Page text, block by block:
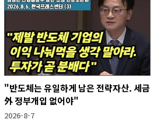
"반도체는 유일하게 남은 전략자산. 세금
外 정부개입 없어야"
2026-8-7